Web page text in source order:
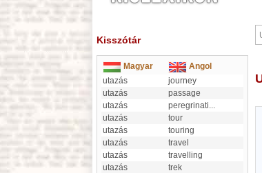
Kisszótár
Magyar
Angol
utazás
journey
utazás
passage
utazás
peregrinati...
utazás
tour
utazás
touring
utazás
travel
utazás
travelling
utazás
trek